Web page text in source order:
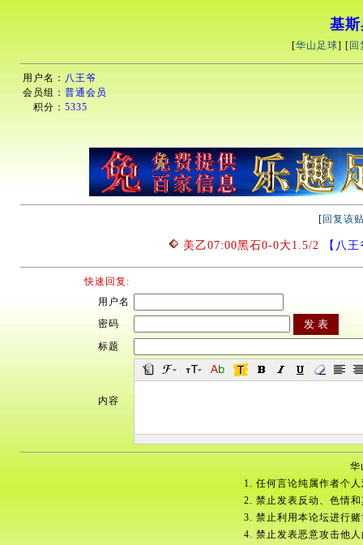
基
[华山足球] [ 回
用户名： 八王爷
会员组： 普通会员
积分： 5335
[ 回复该
美乙07:00黑石0-0大1.5/2 【八
快速回复:
用户名
密码
标题
内容
华
1. 任何言论纯属作者个
2. 禁止发表反动、色情
3. 禁止利用本论坛进行
4. 禁止发表恶意攻击他